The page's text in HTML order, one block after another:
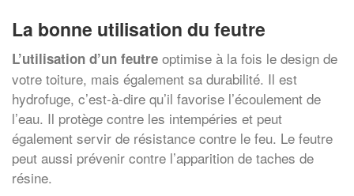
La bonne utilisation du feutre
L’utilisation d’un feutre optimise à la fois le design de
votre toiture, mais également sa durabilité. Il est
hydrofuge, c’est-à-dire qu’il favorise l’écoulement de
l’eau. Il protège contre les intempéries et peut
également servir de résistance contre le feu. Le feutre
peut aussi prévenir contre l’apparition de taches de
résine.